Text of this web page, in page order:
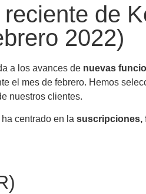
de
2022)
a los avances de nuevas
el mes de febrero. Hemos
nuestros clientes.
centrado en la suscripciones,